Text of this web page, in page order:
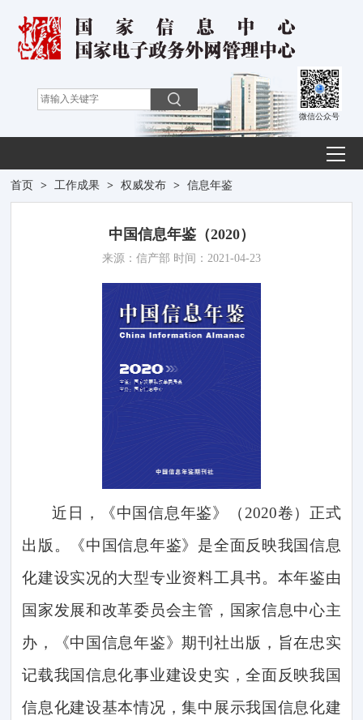
微信公众号
首页 > 工作成果 > 权威发布 > 信息年鉴
中国信息年鉴（2020）
来源：信产部 时间：2021-04-23
近日，《中国信息年鉴》（ 2020卷）正式
出版。《中国信息年鉴》是全面反映我国信息
化建设实况的大型专业资料工具书。本年鉴由
国家发展和改革委员会主管，国家信息中心主
办，《中国信息年鉴》期刊社出版，旨在忠实
记载我国信息化事业建设史实，全面反映我国
信息化建设基本情况，集中展示我国信息化建